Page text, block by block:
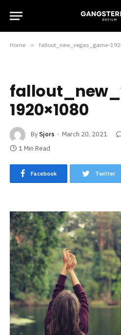
Home » fallout_new_vegas_game-
1920×1080
By Sjors March 20, 2021
1 Min Read
Facebook Twitter